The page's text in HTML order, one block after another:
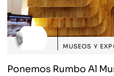
MUSEOS Y
Ponemos Rumbo Al